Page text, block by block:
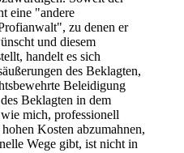
eine "andere
zu denen er
und diesem
handelt es sich
des Beklagten,
Beleidigung
Beklagten in dem
mich, professionell
Kosten abzumahnen,
Wege gibt, ist nicht in